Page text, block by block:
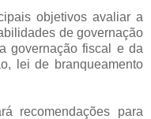
objetivos avaliar a
de governação
governação fiscal e da
lei de branqueamento
recomendações para